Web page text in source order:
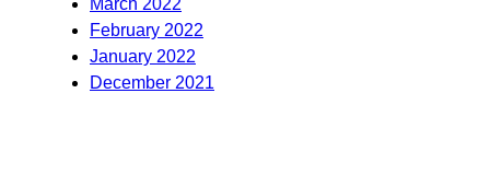
February 2022
January 2022
December 2021